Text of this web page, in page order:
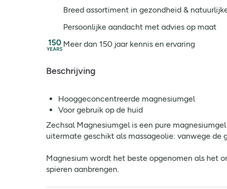
Breed assortiment in gezondheid &
Persoonlijke aandacht met advies op maat
Meer dan 150 jaar kennis en ervaring
Beschrijving
Hooggeconcentreerde magnesiumgel
Voor gebruik op de huid
Zechsal Magnesiumgel is een pure
uitermate geschikt als massageolie: vanwege de
Magnesium wordt het beste opgenomen als het
spieren aanbrengen.